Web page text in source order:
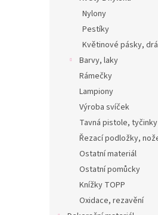
Nylony
Pestíky
Květinové pásky,
Barvy, laky
Rámečky
Lampiony
Výroba svíček
Tavná pistole, tyčinky
Řezací podložky,
Ostatní materiál
Ostatní pomůcky
Knížky TOPP
Oxidace, rezavění